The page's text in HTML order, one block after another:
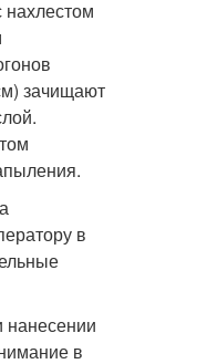
зачищают
в
нанесении
в